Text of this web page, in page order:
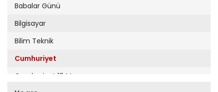
Babalar Günü
Bilgisayar
Bilim Teknik
Cumhuriyet
Cumhuriyet 19 Mayıs